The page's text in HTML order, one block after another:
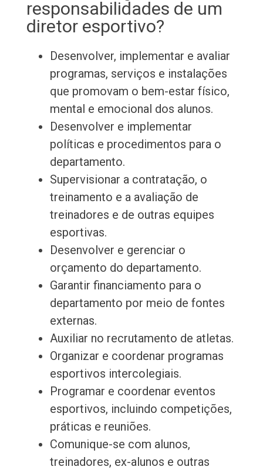
responsabilidades de um
diretor esportivo?
Desenvolver, implementar e avaliar
programas, serviços e instalações
que promovam o bem-estar físico,
mental e emocional dos alunos.
Desenvolver e implementar
políticas e procedimentos para o
departamento.
Supervisionar a contratação, o
treinamento e a avaliação de
treinadores e de outras equipes
esportivas.
Desenvolver e gerenciar o
orçamento do departamento.
Garantir financiamento para o
departamento por meio de fontes
externas.
Auxiliar no recrutamento de atletas.
Organizar e coordenar programas
esportivos intercolegiais.
Programar e coordenar eventos
esportivos, incluindo competições,
práticas e reuniões.
Comunique-se com alunos,
treinadores, ex-alunos e outras